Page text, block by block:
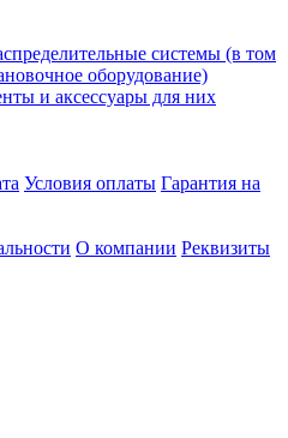
системы (в том
оборудование)
и аксессуары для них
Условия оплаты Гарантия на
О компании Реквизиты